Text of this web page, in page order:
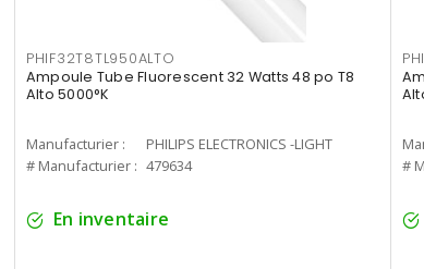
PHIF32T8TL950ALTO
Ampoule Tube Fluorescent 32 Watts 48 po T8
Alto 5000°K
Manufacturier :
PHILIPS ELECTRONICS -LIGHT
# Manufacturier : 479634
En inventaire
#